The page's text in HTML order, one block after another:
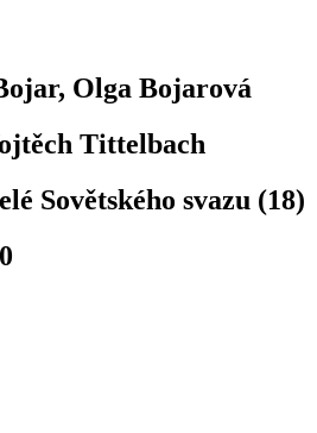
Olga Bojarová
Tittelbach
Sovětského svazu (18)